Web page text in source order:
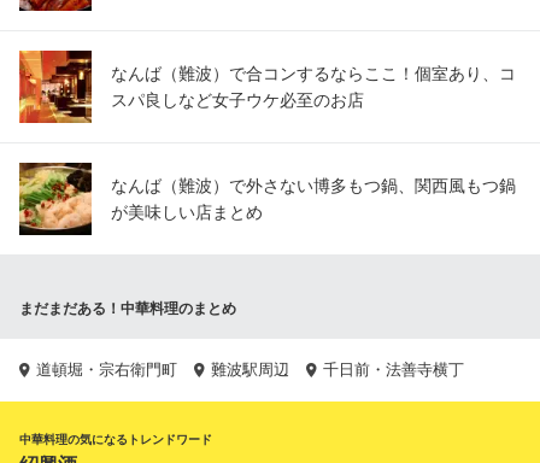
なんば（難波）で合コンするならここ！個室あり、コ
スパ良しなど女子ウケ必至のお店
なんば（難波）で外さない博多もつ鍋、関西風もつ鍋
が美味しい店まとめ
まだまだある！中華料理のまとめ
道頓堀・宗右衛門町 難波駅周辺 千日前・法善寺横丁
中華料理の気になるトレンドワード